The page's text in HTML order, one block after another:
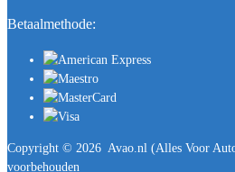
Betaalmethode:
Copyright © 2026 Avao.nl (Alles Voor
voorbehouden